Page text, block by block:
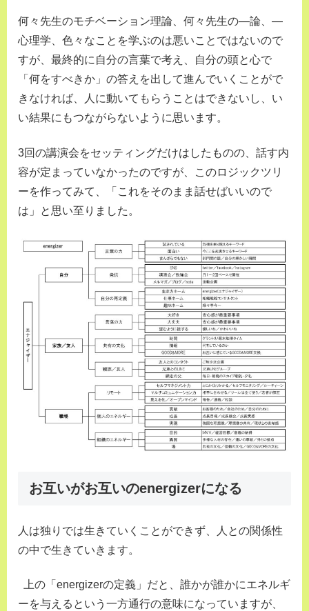
何々先生のモチベーション理論、何々先生の—論、—
心理学、色々なことを学ぶのは悪いことではないので
すが、最終的に自分の言葉で考え、自分の頭と心で
「何をすべきか」の答えを出して進んでいくことがで
きなければ、人に動いてもらうことはできないし、い
い結果にもつながらないように思います。
3回の講演会をセッティングだけはしたものの、話す内
容が定まっていなかったのですが、このロジックツリ
ーを作ってみて、「これをそのまま話せばいいので
は」と思い至りました。
お互いがお互いのenergizerになる
人は独りでは生きていくことができず、人との関係性
の中で生きていきます。
上の「energizerの定義」だと、誰かが誰かにエネルギ
ーを与えるという一方通行の意味になっていますが、